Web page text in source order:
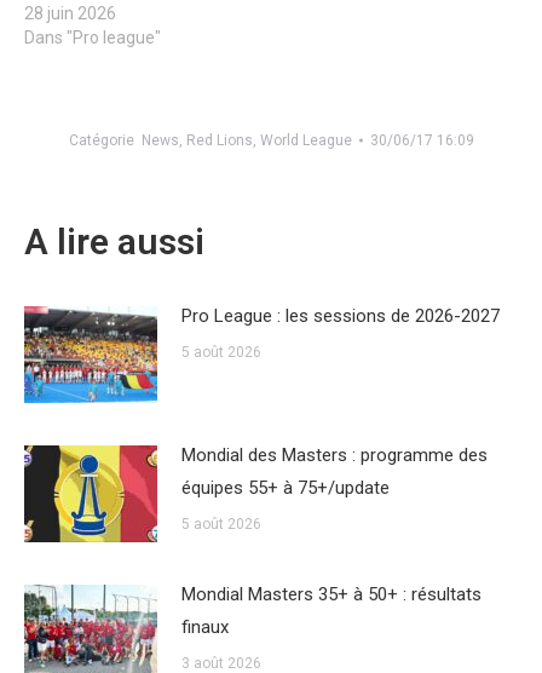
28 juin 2026
Dans "Pro league"
Catégorie News, Red Lions, World League 30/06/17 16:09
A lire aussi
Pro League : les sessions de 2026-2027
5 août 2026
Mondial des Masters : programme des
équipes 55+ à 75+/update
5 août 2026
Mondial Masters 35+ à 50+ : résultats
finaux
3 août 2026